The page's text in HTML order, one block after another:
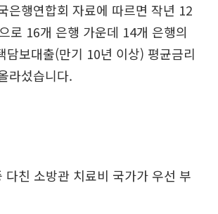
은행연합회 자료에 따르면 작년 12
로 16개 은행 가운데 14개 은행의
담보대출(만기 10년 이상) 평균금리
라섰습니다.
친 소방관 치료비 국가가 우선 부